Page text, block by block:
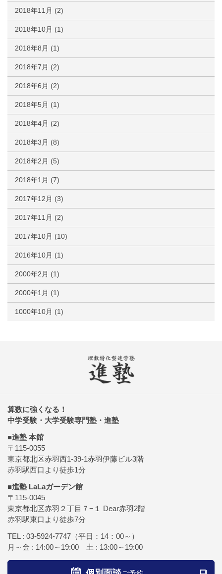
2018年11月 (2)
2018年10月 (1)
2018年8月 (1)
2018年7月 (2)
2018年6月 (2)
2018年5月 (1)
2018年4月 (2)
2018年3月 (8)
2018年2月 (5)
2018年1月 (7)
2017年12月 (3)
2017年11月 (2)
2017年10月 (10)
2016年10月 (1)
2000年2月 (1)
2000年1月 (1)
1000年10月 (1)
算数に強くなる！
中学受験・大学受験専門塾・進塾
■進塾 本館
〒115-0055
東京都北区赤羽西1-39-1赤羽伊藤ビル3階
赤羽駅西口より徒歩1分
■進塾 LaLaガーデン館
〒115-0045
東京都北区赤羽２丁目７−１ Dear赤羽2階
赤羽駅東口より徒歩7分
TEL : 03-5924-7747 （平日：14：00～）
月～金 : 14:00～19:00 土 : 13:00～19:00